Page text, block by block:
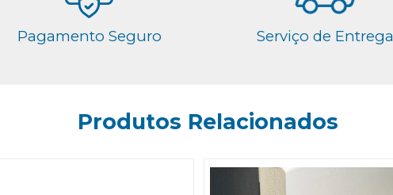
Pagamento Seguro Serviço de Entrega
Produtos Relacionados